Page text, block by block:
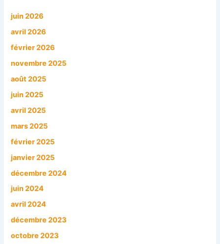
r
:
juin 2026
avril 2026
février 2026
novembre 2025
août 2025
juin 2025
avril 2025
mars 2025
février 2025
janvier 2025
décembre 2024
juin 2024
avril 2024
décembre 2023
octobre 2023